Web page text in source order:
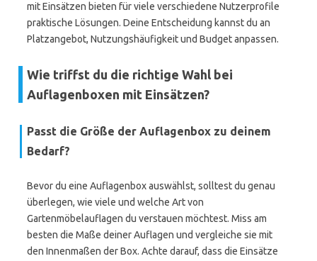
mit Einsätzen bieten für viele verschiedene Nutzerprofile
praktische Lösungen. Deine Entscheidung kannst du an
Platzangebot, Nutzungshäufigkeit und Budget anpassen.
Wie triffst du die richtige Wahl bei
Auflagenboxen mit Einsätzen?
Passt die Größe der Auflagenbox zu deinem
Bedarf?
Bevor du eine Auflagenbox auswählst, solltest du genau
überlegen, wie viele und welche Art von
Gartenmöbelauflagen du verstauen möchtest. Miss am
besten die Maße deiner Auflagen und vergleiche sie mit
den Innenmaßen der Box. Achte darauf, dass die Einsätze